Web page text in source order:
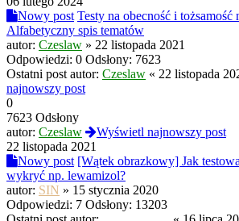
Nowy post Testy na obecność i
Alfabetyczny spis tematów
autor: Czeslaw » 22 listopada 2021
Odpowiedzi: 0 Odsłony: 7623
Ostatni post autor: Czeslaw « 22 listopada
najnowszy post
0
7623 Odsłony
autor: Czeslaw
Wyświetl najnowszy post
22 listopada 2021
Nowy post [Wątek obrazkowy] Jak
wykryć np. lewamizol?
autor: SIN » 15 stycznia 2020
Odpowiedzi: 7 Odsłony: 13203